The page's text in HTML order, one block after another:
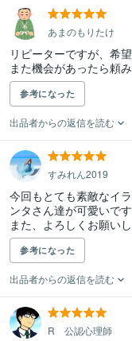
あまのもりたけ
リピーターですが、希
また機会があったら頼
参考になった
出品者からの返信を読む
すみれん2019
今回もとても素敵なイ
ンタさん達が可愛いです
また、よろしくお願いし
参考になった
出品者からの返信を読む
R 公認心理師